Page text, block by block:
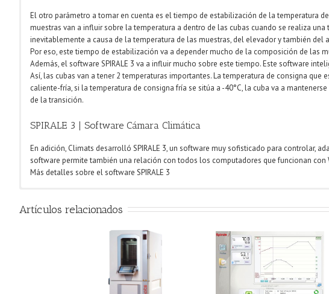
El otro parámetro a tomar en cuenta es el tiempo de estabilización de la temperatura
muestras van a influir sobre la temperatura a dentro de las cubas cuando se realiza
inevitablemente a causa de la temperatura de las muestras, del elevador y también
Por eso, este tiempo de estabilización va a depender mucho de la composición de las
Además, el software SPIRALE 3 va a influir mucho sobre este tiempo. Este software
Así, las cubas van a tener 2 temperaturas importantes. La temperatura de consigna
caliente-fría, si la temperatura de consigna fría se sitúa a -40°C, la cuba va a
de la transición.
SPIRALE 3 | Software Cámara Climática
En adición, Climats desarrolló SPIRALE 3, un software muy sofisticado para controlar,
software permite también una relación con todos los computadores que funcionan
Más detalles sobre el software SPIRALE 3
Las características principales de estas cámaras son:
– Volumen desde 65L hasta 1500L
– Temperatura desde -90°C hasta +220°C
– Con 2 o 3 cubas y 1 o 2 elevadores
Artículos relacionados
Software SPIRALE 3 Cámaras de corrosión